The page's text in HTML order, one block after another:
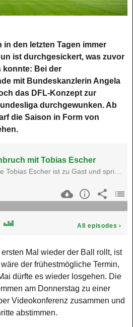
in den letzten Tagen immer
ist durchgesickert, was zuvor
konnte: Bei der
mit Bundeskanzlerin Angela
das DFL-Konzept zur
durchgewunken. Ab
die Saison in Form von
Mal wieder der Ball rollt, ist
der frühestmögliche Termin,
dürfte es wieder losgehen. Die
am Donnerstag zu einer
Videokonferenz zusammen und
abstimmen.